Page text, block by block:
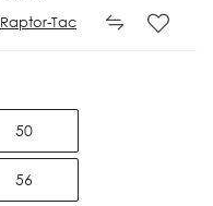
Raptor-Tac
50
56